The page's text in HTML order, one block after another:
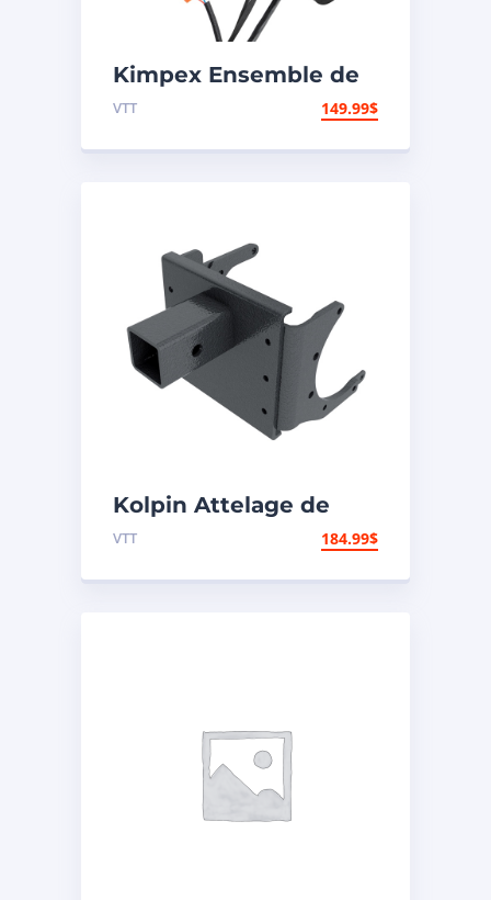
Kimpex Ensemble de
poignées et pouces
chauffants Premium
000418
VTT 149.99$
Kolpin Attelage de
remorque
VTT 184.99$